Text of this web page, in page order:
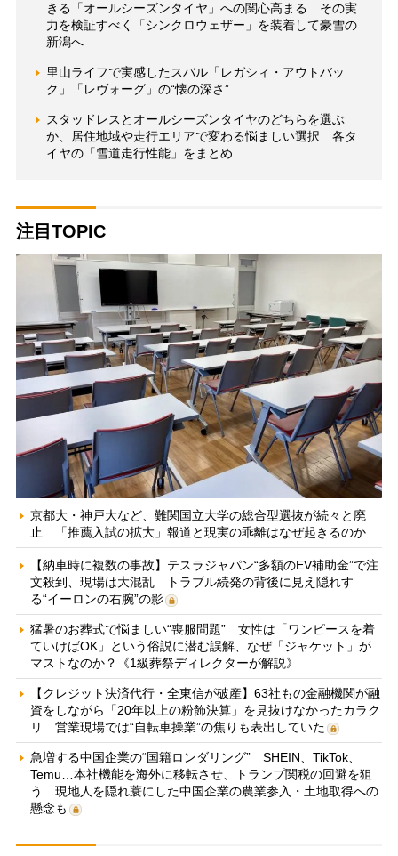
きる「オールシーズンタイヤ」への関心高まる その実
力を検証すべく「シンクロウェザー」を装着して豪雪の
新潟へ
里山ライフで実感したスバル「レガシィ・アウトバッ
ク」「レヴォーグ」の“懐の深さ”
スタッドレスとオールシーズンタイヤのどちらを選ぶ
か、居住地域や走行エリアで変わる悩ましい選択 各タ
イヤの「雪道走行性能」をまとめ
注目TOPIC
京都大・神戸大など、難関国立大学の総合型選抜が続々と廃
止 「推薦入試の拡大」報道と現実の乖離はなぜ起きるのか
【納車時に複数の事故】テスラジャパン“多額のEV補助金”で注
文殺到、現場は大混乱 トラブル続発の背後に見え隠れす
る“イーロンの右腕”の影
猛暑のお葬式で悩ましい“喪服問題” 女性は「ワンピースを着
ていけばOK」という俗説に潜む誤解、なぜ「ジャケット」が
マストなのか？《1級葬祭ディレクターが解説》
【クレジット決済代行・全東信が破産】63社もの金融機関が融
資をしながら「20年以上の粉飾決算」を見抜けなかったカラク
リ 営業現場では“自転車操業”の焦りも表出していた
急増する中国企業の“国籍ロンダリング” SHEIN、TikTok、
Temu…本社機能を海外に移転させ、トランプ関税の回避を狙
う 現地人を隠れ蓑にした中国企業の農業参入・土地取得への
懸念も